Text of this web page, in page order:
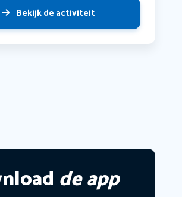
Bekijk de activiteit
de app